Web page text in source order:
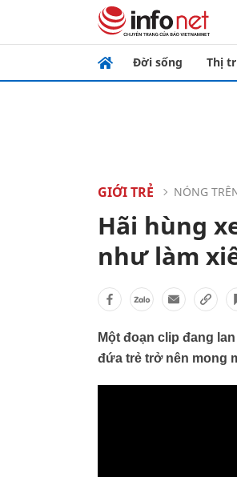
Đời sống Thị
GIỚI TRẺ NÓNG
Hãi hùng
như làm
Một đoạn clip đang
đứa trẻ trở nên mong